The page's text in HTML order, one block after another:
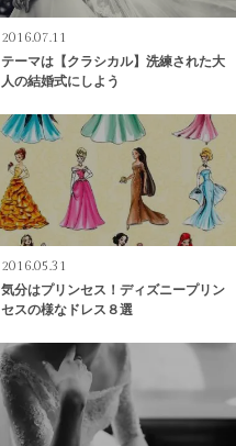
2016.07.11
テーマは【クラシカル】洗練された大
人の結婚式にしよう
2016.05.31
気分はプリンセス！ディズニープリン
セスの様なドレス８選